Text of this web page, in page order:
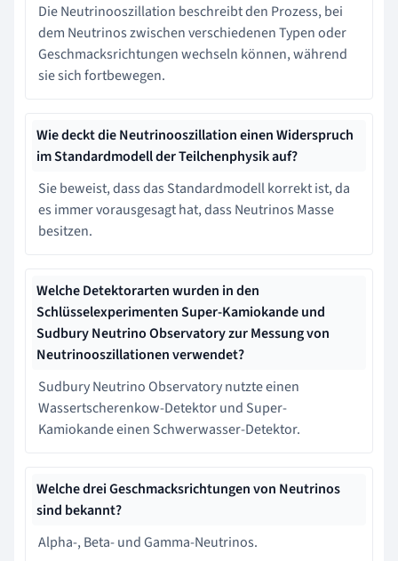
Die Neutrinooszillation beschreibt den Prozess, bei
dem Neutrinos zwischen verschiedenen Typen oder
Geschmacksrichtungen wechseln können, während
sie sich fortbewegen.
Wie deckt die Neutrinooszillation einen Widerspruch
im Standardmodell der Teilchenphysik auf?
Sie beweist, dass das Standardmodell korrekt ist, da
es immer vorausgesagt hat, dass Neutrinos Masse
besitzen.
Welche Detektorarten wurden in den
Schlüsselexperimenten Super-Kamiokande und
Sudbury Neutrino Observatory zur Messung von
Neutrinooszillationen verwendet?
Sudbury Neutrino Observatory nutzte einen
Wassertscherenkow-Detektor und Super-
Kamiokande einen Schwerwasser-Detektor.
Welche drei Geschmacksrichtungen von Neutrinos
sind bekannt?
Alpha-, Beta- und Gamma-Neutrinos.